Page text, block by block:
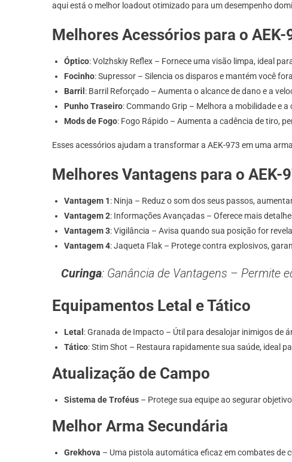
aqui está o melhor loadout otimizado para um desempenho
Melhores Acessórios para o AEK-
Óptico: Volzhskiy Reflex – Fornece uma visão limpa, ideal
Focinho: Supressor – Silencia os disparos e mantém você
Barril : Barril Reforçado – Aumenta o alcance de dano e a
Punho Traseiro: Commando Grip – Melhora a mobilidade e
Mods de Fogo: Fogo Rápido – Aumenta a cadência de tiro,
Esses acessórios ajudam a transformar a AEK-973 em uma
Melhores Vantagens para o AEK-
Vantagem 1: Ninja – Reduz o som dos seus passos,
Vantagem 2: Informações Avançadas – Oferece mais
Vantagem 3: Vigilância – Avisa quando sua posição for
Vantagem 4: Jaqueta Flak – Protege contra explosivos,
Curinga: Ganância de Vantagens – Permite
Equipamentos Letal e Tático
Letal : Granada de Impacto – Útil para desalojar inimigos de
Tático: Stim Shot – Restaura rapidamente sua saúde, ideal
Atualização de Campo
Sistema de Troféus – Protege sua equipe ao segurar
Melhor Arma Secundária
Grekhova – Uma pistola automática eficaz em combates de